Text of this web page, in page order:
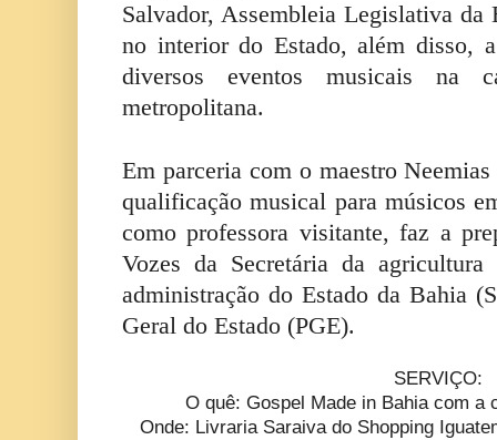
Salvador, Assembleia Legislativa da
no interior do Estado, além disso,
diversos eventos musicais na
metropolitana.
Em parceria com o maestro
qualificação musical para músicos
como professora visitante, faz a
Vozes da Secretária da
administração do Estado da Bahia
Geral do Estado (PGE).
SERVIÇO:
O quê: Gospel Made in Bahia com a
Onde: Livraria Saraiva do Shopping